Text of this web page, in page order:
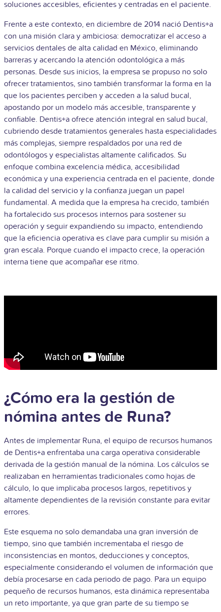
soluciones accesibles, eficientes y centradas en el paciente.
Frente a este contexto, en diciembre de 2014 nació Dentis+a
con una misión clara y ambiciosa: democratizar el acceso a
servicios dentales de alta calidad en México, eliminando
barreras y acercando la atención odontológica a más
personas. Desde sus inicios, la empresa se propuso no solo
ofrecer tratamientos, sino también transformar la forma en la
que los pacientes perciben y acceden a la salud bucal,
apostando por un modelo más accesible, transparente y
confiable. Dentis+a ofrece atención integral en salud bucal,
cubriendo desde tratamientos generales hasta especialidades
más complejas, siempre respaldados por una red de
odontólogos y especialistas altamente calificados. Su
enfoque combina excelencia médica, accesibilidad
económica y una experiencia centrada en el paciente, donde
la calidad del servicio y la confianza juegan un papel
fundamental. A medida que la empresa ha crecido, también
ha fortalecido sus procesos internos para sostener su
operación y seguir expandiendo su impacto, entendiendo
que la eficiencia operativa es clave para cumplir su misión a
gran escala. Porque cuando el impacto crece, la operación
interna tiene que acompañar ese ritmo.
¿Cómo era la gestión de
nómina antes de Runa?
Antes de implementar Runa, el equipo de recursos humanos
de Dentis+a enfrentaba una carga operativa considerable
derivada de la gestión manual de la nómina. Los cálculos se
realizaban en herramientas tradicionales como hojas de
cálculo, lo que implicaba procesos largos, repetitivos y
altamente dependientes de la revisión constante para evitar
errores.
Este esquema no solo demandaba una gran inversión de
tiempo, sino que también incrementaba el riesgo de
inconsistencias en montos, deducciones y conceptos,
especialmente considerando el volumen de información que
debía procesarse en cada periodo de pago. Para un equipo
pequeño de recursos humanos, esta dinámica representaba
un reto importante, ya que gran parte de su tiempo se